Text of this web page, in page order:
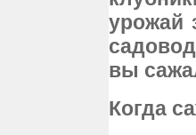
урожай
вы
Когда